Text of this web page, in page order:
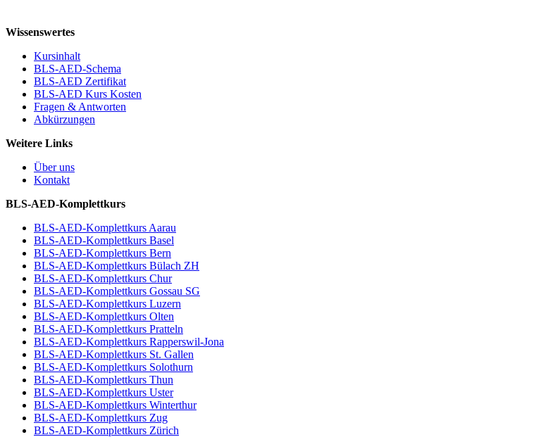
Wissenswertes
Kursinhalt
BLS-AED-Schema
BLS-AED Zertifikat
BLS-AED Kurs Kosten
Fragen & Antworten
Abkürzungen
Weitere Links
Über uns
Kontakt
BLS-AED-Komplettkurs
BLS-AED-Komplettkurs Aarau
BLS-AED-Komplettkurs Basel
BLS-AED-Komplettkurs Bern
BLS-AED-Komplettkurs Bülach ZH
BLS-AED-Komplettkurs Chur
BLS-AED-Komplettkurs Gossau SG
BLS-AED-Komplettkurs Luzern
BLS-AED-Komplettkurs Olten
BLS-AED-Komplettkurs Pratteln
BLS-AED-Komplettkurs Rapperswil-Jona
BLS-AED-Komplettkurs St. Gallen
BLS-AED-Komplettkurs Solothurn
BLS-AED-Komplettkurs Thun
BLS-AED-Komplettkurs Uster
BLS-AED-Komplettkurs Winterthur
BLS-AED-Komplettkurs Zug
BLS-AED-Komplettkurs Zürich